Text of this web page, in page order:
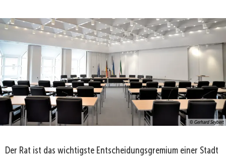
© Gerhard Seybert
Der Rat ist das wichtigste Entscheidungsgremium einer Stadt